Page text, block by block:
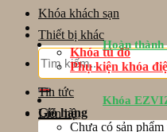
Tìm
kiếm:
Giỏ hàng
Chưa có sản
Khóa khách sạn
Thiết bị khác
Khóa tủ đồ
Phụ kiện khóa
Tin tức
Liên hệ
Hoàn thành
Khóa